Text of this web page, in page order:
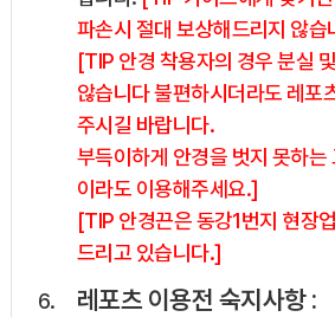
파손시 절대 보상해드리지 않습
[TIP 안경 착용자의 경우 분실
않습니다 불편하시더라도 레포
주시길 바랍니다.
부득이하게 안경을 벗지 못하는
이라도 이용해주세요.]
[TIP 안경끈은 동강1번지 현장
드리고 있습니다.]
레포츠 이용전 숙지사항 :